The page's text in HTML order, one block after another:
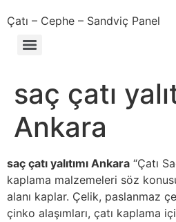
Çatı – Cephe – Sandviç Panel
saç çatı
Ankara
saç çatı yalıtımı Ankara “Çatı
kaplama malzemeleri söz
alanı kaplar. Çelik, paslanmaz
çinko alaşımları, çatı kaplama